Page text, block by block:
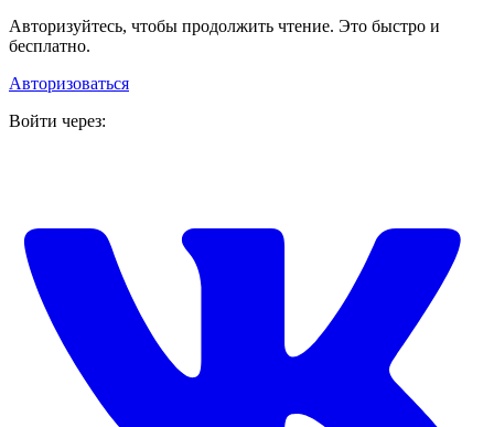
Авторизуйтесь, чтобы продолжить чтение. Это быстро и
бесплатно.
Авторизоваться
Войти через: